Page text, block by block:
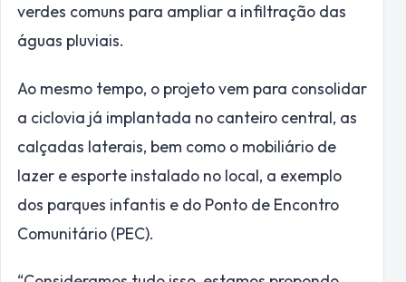
verdes comuns para ampliar a infiltração das
águas pluviais.
Ao mesmo tempo, o projeto vem para consolidar
a ciclovia já implantada no canteiro central, as
calçadas laterais, bem como o mobiliário de
lazer e esporte instalado no local, a exemplo
dos parques infantis e do Ponto de Encontro
Comunitário (PEC).